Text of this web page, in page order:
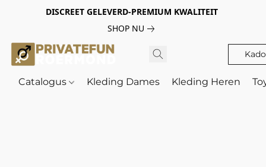
DISCREET GELEVERD-PREMIUM KWALITEIT
SHOP NU
Catalogus Kleding Dames Kleding Heren